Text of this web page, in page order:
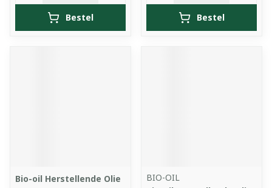
Bestel Bestel
Bio-oil Herstellende Olie
BIO-OIL